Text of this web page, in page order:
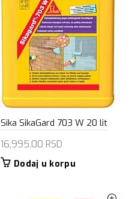
Sika SikaGard 703 W 20 lit
16,995.00 RSD
Dodaj u korpu